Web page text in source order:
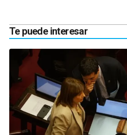
Te puede interesar